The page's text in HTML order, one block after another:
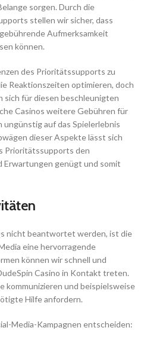
sorgen. Durch die
stellen wir sicher, dass
Aufmerksamkeit
können.
des Prioritätssupports zu
Reaktionszeiten optimieren, doch
sich für diesen beschleunigten
Casinos weitere Gebühren für
auf das Spielerlebnis
dieser Aspekte lässt sich
Prioritätssupports den
Erwartungen genügt und somit
nicht beantwortet werden, ist die
eine hervorragende
können wir schnell und
Casino in Kontakt treten.
kommunizieren und beispielsweise
Hilfe anfordern.
Media-Kampagnen entscheiden: